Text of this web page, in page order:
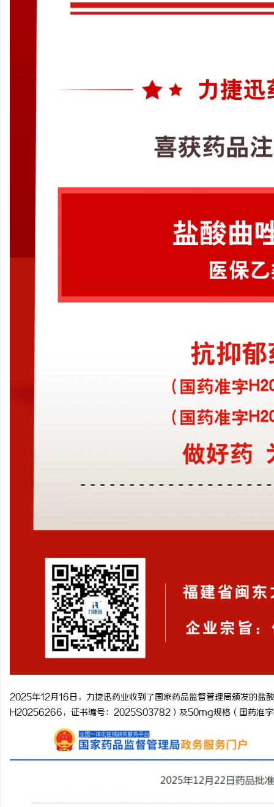
2025年12月16日，力捷迅药业收到了国家药品监督管理局颁发的盐
H20256266，证书编号：2025S03782）及50mg规格（国药准
武汉配眼镜 上海配眼镜 3d激光内雕机：精